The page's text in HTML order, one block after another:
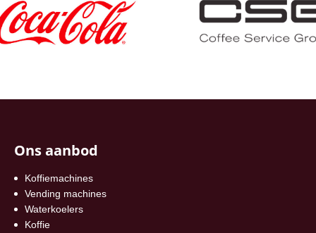
Ons aanbod
Koffiemachines
Vending machines
Waterkoelers
Koffie